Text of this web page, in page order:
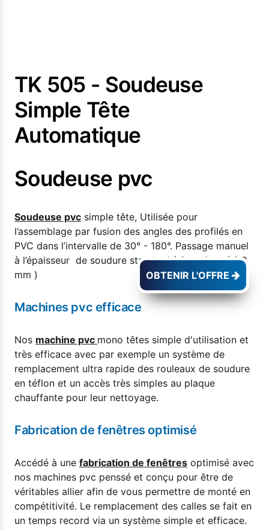
OBTENIR L'OFFRE
TK 505 - Soudeuse
Simple Tête
Automatique
Soudeuse pvc
Soudeuse pvc simple tête, Utilisée pour
l’assemblage par fusion des angles des profilés en
PVC dans l’intervalle de 30° - 180°. Passage manuel
à l’épaisseur de soudure standard ( 2mm ) ou ( 0,2
mm )
Machines pvc efficace
Nos machine pvc mono têtes simple d'utilisation et
très efficace avec par exemple un système de
remplacement ultra rapide des rouleaux de soudure
en téflon et un accès très simples au plaque
chauffante pour leur nettoyage.
Fabrication de fenêtres optimisé
Accédé à une fabrication de fenêtres optimisé avec
nos machines pvc penssé et conçu pour être de
véritables allier afin de vous permettre de monté en
compétitivité. Le remplacement des calles se fait en
un temps record via un système simple et efficace.